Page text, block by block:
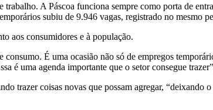
A Páscoa funciona sempre como porta de
subiu de 9.946 vagas, registrado no mesmo
aos consumidores e à população.
É uma ocasião não só de empregos
é uma agenda importante que o setor consegue
trazer coisas novas que possam agregar,